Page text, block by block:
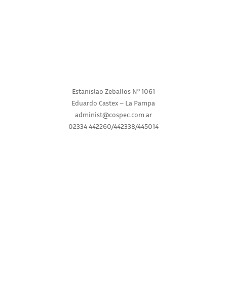
Estanislao Zeballos N° 1061
Eduardo Castex – La Pampa
administ@cospec.com.ar
02334 442260/442338/445014